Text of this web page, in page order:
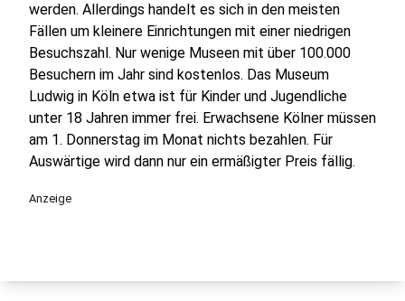
werden. Allerdings handelt es sich in den meisten
Fällen um kleinere Einrichtungen mit einer niedrigen
Besuchszahl. Nur wenige Museen mit über 100.000
Besuchern im Jahr sind kostenlos. Das Museum
Ludwig in Köln etwa ist für Kinder und Jugendliche
unter 18 Jahren immer frei. Erwachsene Kölner müssen
am 1. Donnerstag im Monat nichts bezahlen. Für
Auswärtige wird dann nur ein ermäßigter Preis fällig.
Anzeige